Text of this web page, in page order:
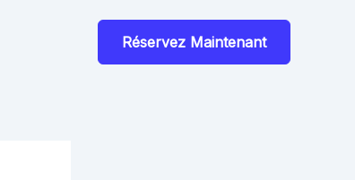
Réservez Maintenant